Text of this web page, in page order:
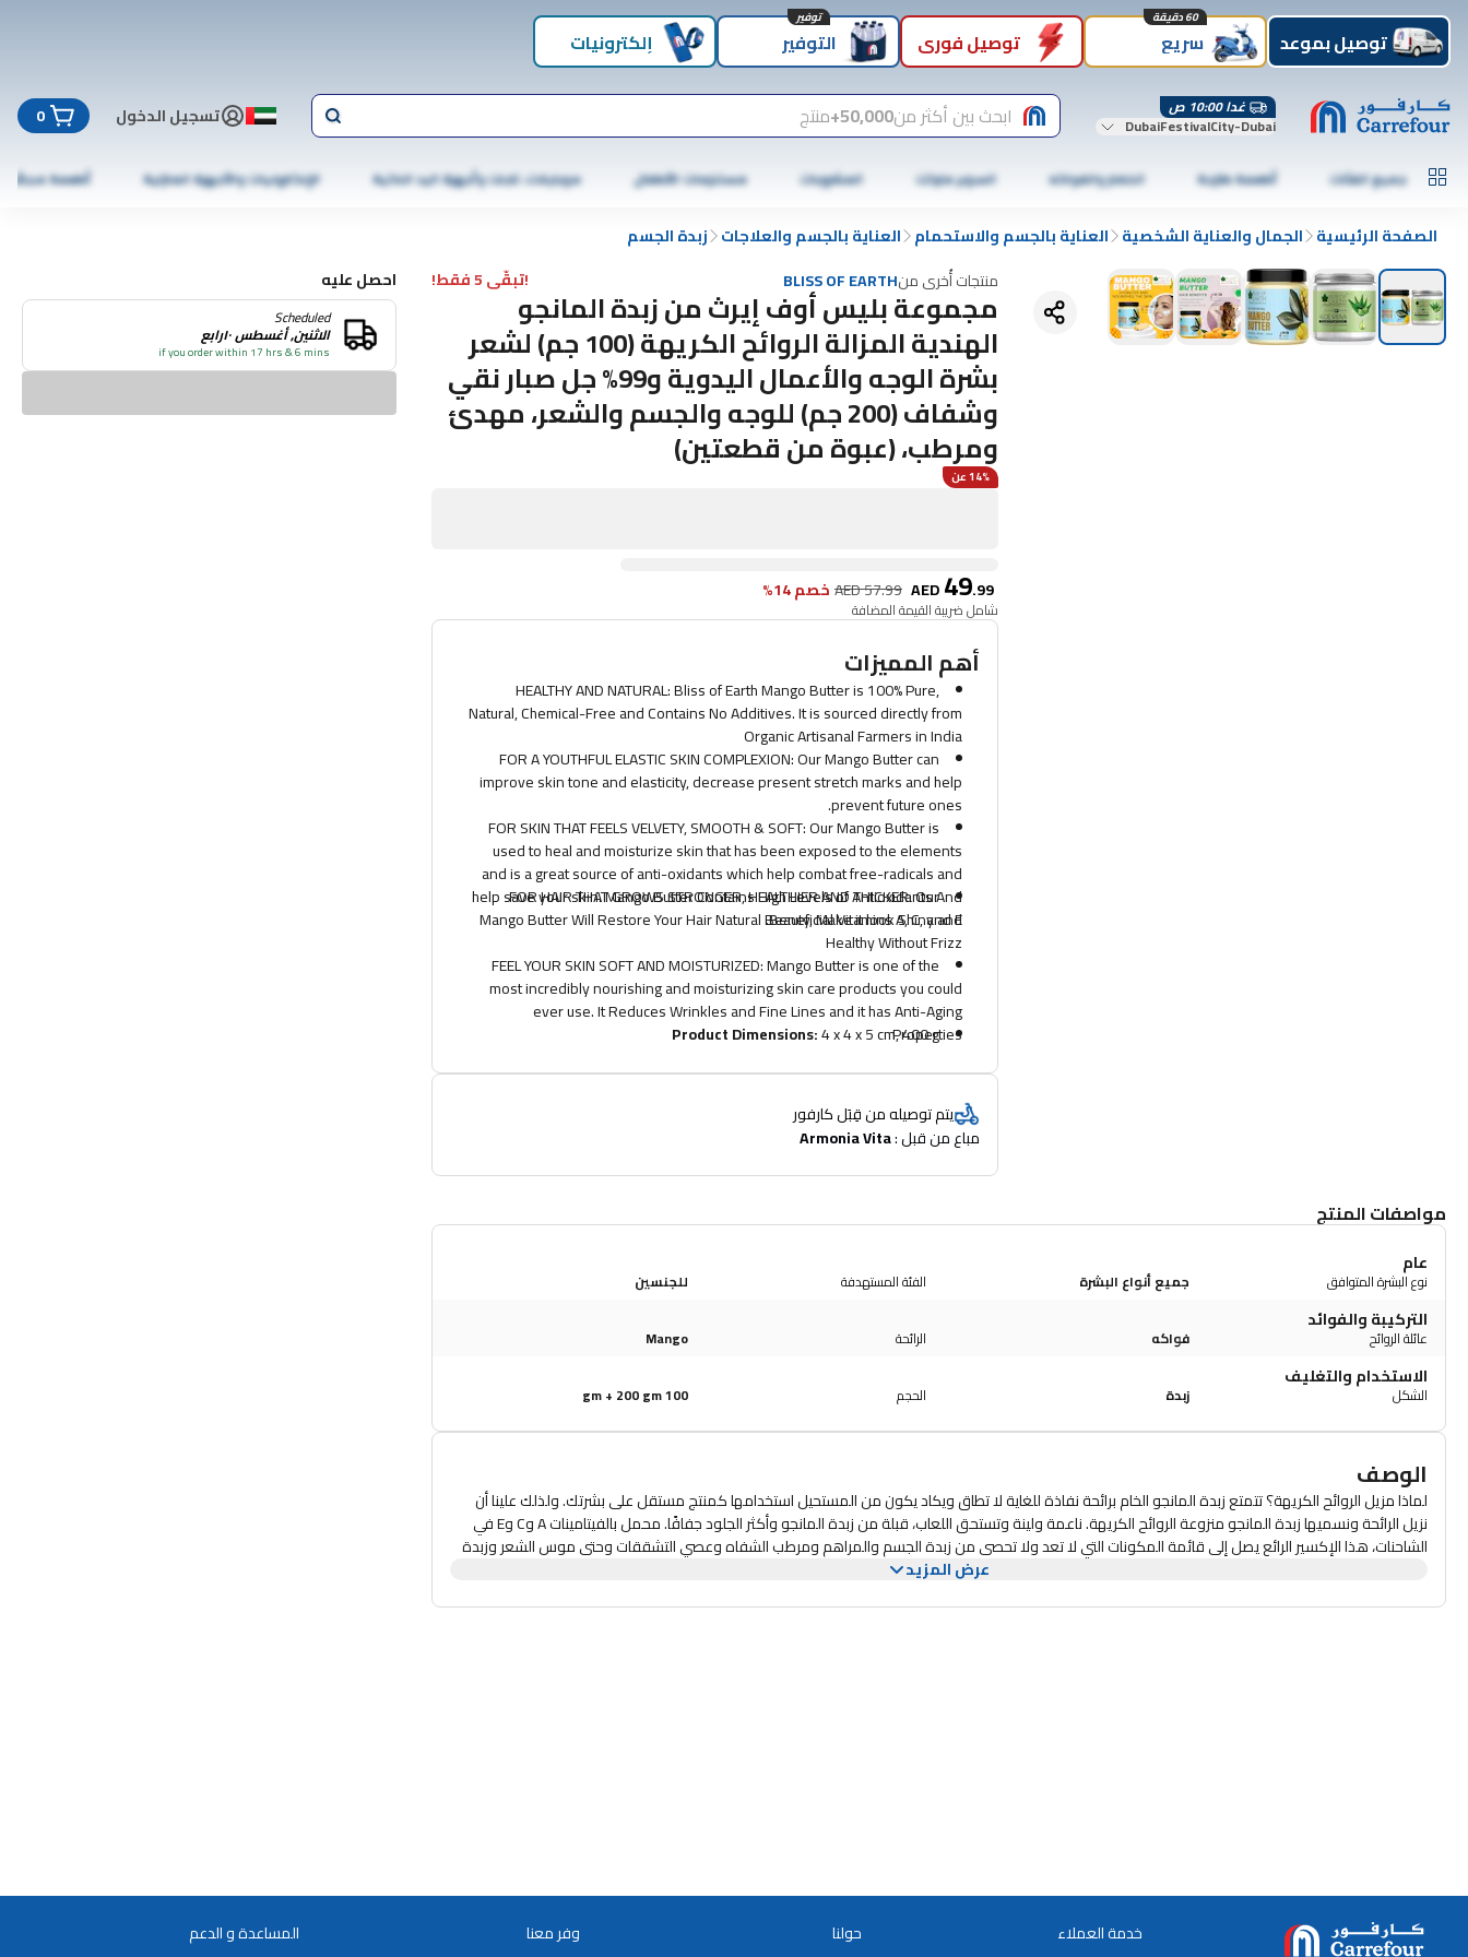
توصيل بموعد سريع
60 دقيقة
توصيل فوري التوفير
توفير
إلكترونيات
غدا 10:00 ص
DubaiFestivalCity-Dubai ابحث بين أكثر من50,000+ منتج تسجيل الدخول 0
جميع الفئات أطعمة طازجة الخضار والفواكه السوبر ماركت المشروبات مستلزمات الأطفال موبايلات، تابلت وأجهزة اليد الذكية الإلكترونيات والأجهزة المنزلية أطعمة مجمّدة
الصفحة الرئيسية الجمال والعناية الشخصية العناية بالجسم والاستحمام العناية بالجسم والعلاجات زبدة الجسم
منتجات أُخرى منBLISS OF EARTH !تبقّى 5 فقط!
مجموعة بليس أوف إيرث من زبدة المانجو
الهندية المزالة الروائح الكريهة (100 جم) لشعر
بشرة الوجه والأعمال اليدوية و99% جل صبار نقي
وشفاف (200 جم) للوجه والجسم والشعر، مهدئ
ومرطب، (عبوة من قطعتين)
14% عن
AED49.99
AED57.99 خصم 14%
شامل ضريبة القيمة المضافة
أهم المميزات
HEALTHY AND NATURAL: Bliss of Earth Mango Butter is 100% Pure,
Natural, Chemical-Free and Contains No Additives. It is sourced directly from
Organic Artisanal Farmers in India
FOR A YOUTHFUL ELASTIC SKIN COMPLEXION: Our Mango Butter can
improve skin tone and elasticity, decrease present stretch marks and help
prevent future ones.
FOR SKIN THAT FEELS VELVETY, SMOOTH & SOFT: Our Mango Butter is
used to heal and moisturize skin that has been exposed to the elements
and is a great source of anti-oxidants which help combat free-radicals and
help save your skin. Mango Butter Contains High Levels of Antioxidants And
Beneficial Vitamins A, C, and E.
FOR HAIR THAT GROWS STRONGER, HEALTHIER AND THICKER: Our
Mango Butter Will Restore Your Hair Natural Beauty, Make it look Shiny and
Healthy Without Frizz
FEEL YOUR SKIN SOFT AND MOISTURIZED: Mango Butter is one of the
most incredibly nourishing and moisturizing skin care products you could
ever use. It Reduces Wrinkles and Fine Lines and it has Anti-Aging
Properties
Product Dimensions:‎4 x 4 x 5 cm, 400 g
يتم توصيله من قِبَل كارفور
مباع من قبل : Armonia Vita
احصل عليه
Scheduled
الاثنين, أغسطس ١٠رابع
if you order within 17 hrs & 6 mins
مواصفات المنتج
عام
نوع البشرة المتوافق جميع أنواع البشرة الفئة المستهدفة للجنسين
التركيبة والفوائد
عائلة الروائح فواكه الرائحة Mango
الاستخدام والتغليف
الشكل زبدة الحجم 100 gm + 200 gm
الوصف
لماذا مزيل الروائح الكريهة؟ تتمتع زبدة المانجو الخام برائحة نفاذة للغاية لا تطاق ويكاد يكون من المستحيل استخدامها كمنتج مستقل على بشرتك. ولذلك علينا أن
نزيل الرائحة ونسميها زبدة المانجو منزوعة الروائح الكريهة. ناعمة ولينة وتستحق اللعاب، قبلة من زبدة المانجو وأكثر الجلود جفافًا. محمل بالفيتامينات A وC وE في
الشاحنات، هذا الإكسير الرائع يصل إلى قائمة المكونات التي لا تعد ولا تحصى من زبدة الجسم والمراهم ومرطب الشفاه وعصي التشققات وحتى موس الشعر وزبدة
الشعر. فهو لا يروي عطش البشرة لترطيب مكثف عميق وطويل الأمد فحسب، بل يفعل ذلك أيضًا دون زيادة فرص ظهور البثور. كيف؟ إنها تحتل مرتبة منخفضة
مستودع للعناصر الغذائية وخاصة مضادات الأكسدة. كلما زاد محتوى مضادات الأكسدة، زادت درجة الحماية من الجذور الحرة. وهذا يعني وقف شيخوخة الجلد
عرض المزيد
خدمة العملاء حولنا وفر معنا المساعدة و الدعم